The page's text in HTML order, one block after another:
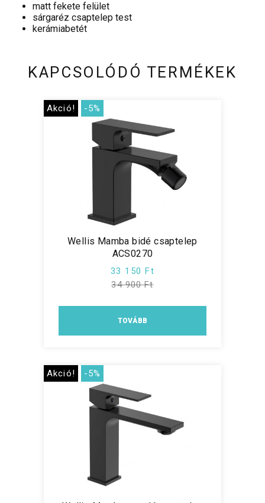
matt fekete felület
sárgaréz csaptelep test
kerámiabetét
KAPCSOLÓDÓ TERMÉKEK
Akció! -5%
Wellis Mamba bidé csaptelep
ACS0270
33 150 Ft
34 900 Ft
TOVÁBB
Akció! -5%